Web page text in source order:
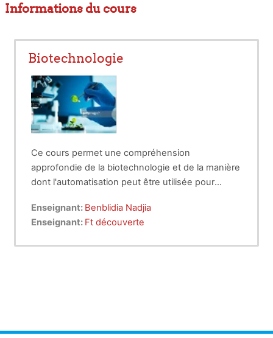
Informations du cours
Biotechnologie
Ce cours permet une compréhension
approfondie de la biotechnologie et de la manière
dont l'automatisation peut être utilisée pour
mettant l'accent sur la convergence de
l'informatique et de la biotechnologie. Ce cours
Enseignant: Benblidia Nadjia
Enseignant: Ft découverte